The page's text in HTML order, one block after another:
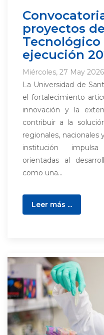
proyectos
Tecnológico
ejecución
Miércoles, 27 May 2026
La Universidad de
el fortalecimiento
innovación y la
contribuir a la
regionales, nacionales
institución
orientadas al
como una...
Leer más ...